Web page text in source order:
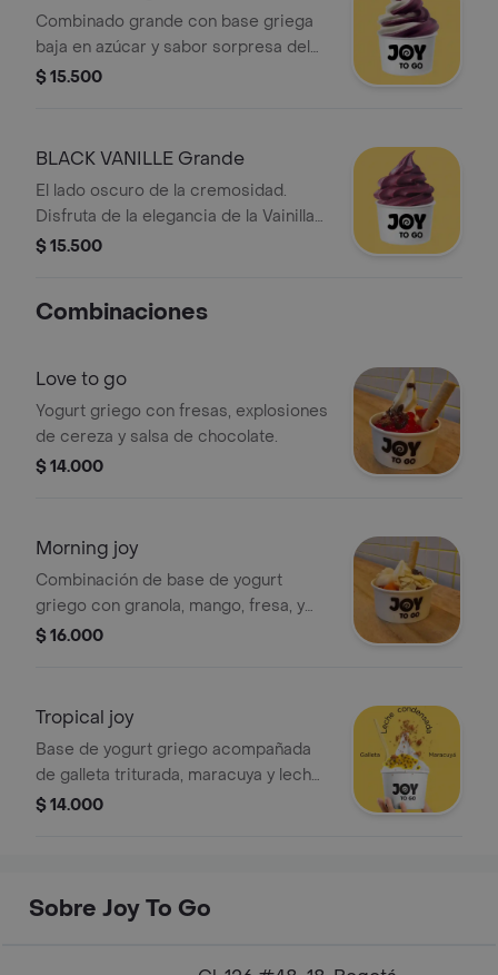
Combinado grande con base griega
baja en azúcar y sabor sorpresa del
mes. Incluye helado de dos colores.
$ 15.500
BLACK VANILLE Grande
El lado oscuro de la cremosidad.
Disfruta de la elegancia de la Vainilla
Francesa en un helado negro intenso.
capricho perfecto: delicioso,
$ 15.500
Combinaciones
Love to go
Yogurt griego con fresas, explosiones
de cereza y salsa de chocolate.
$ 14.000
Morning joy
Combinación de base de yogurt
griego con granola, mango, fresa, y
almendras
$ 16.000
Tropical joy
Base de yogurt griego acompañada
de galleta triturada, maracuya y leche
condensada
$ 14.000
Sobre Joy To Go